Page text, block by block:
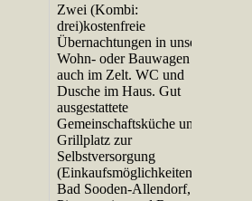
Zwei (Kombi:
drei)kostenfreie
Übernachtungen in unserem
Wohn- oder Bauwagen oder
auch im Zelt. WC und
Dusche im Haus. Gut
ausgestattete
Gemeinschaftsküche und
Grillplatz zur
Selbstversorgung
(Einkaufsmöglichkeiten in
Bad Sooden-Allendorf,